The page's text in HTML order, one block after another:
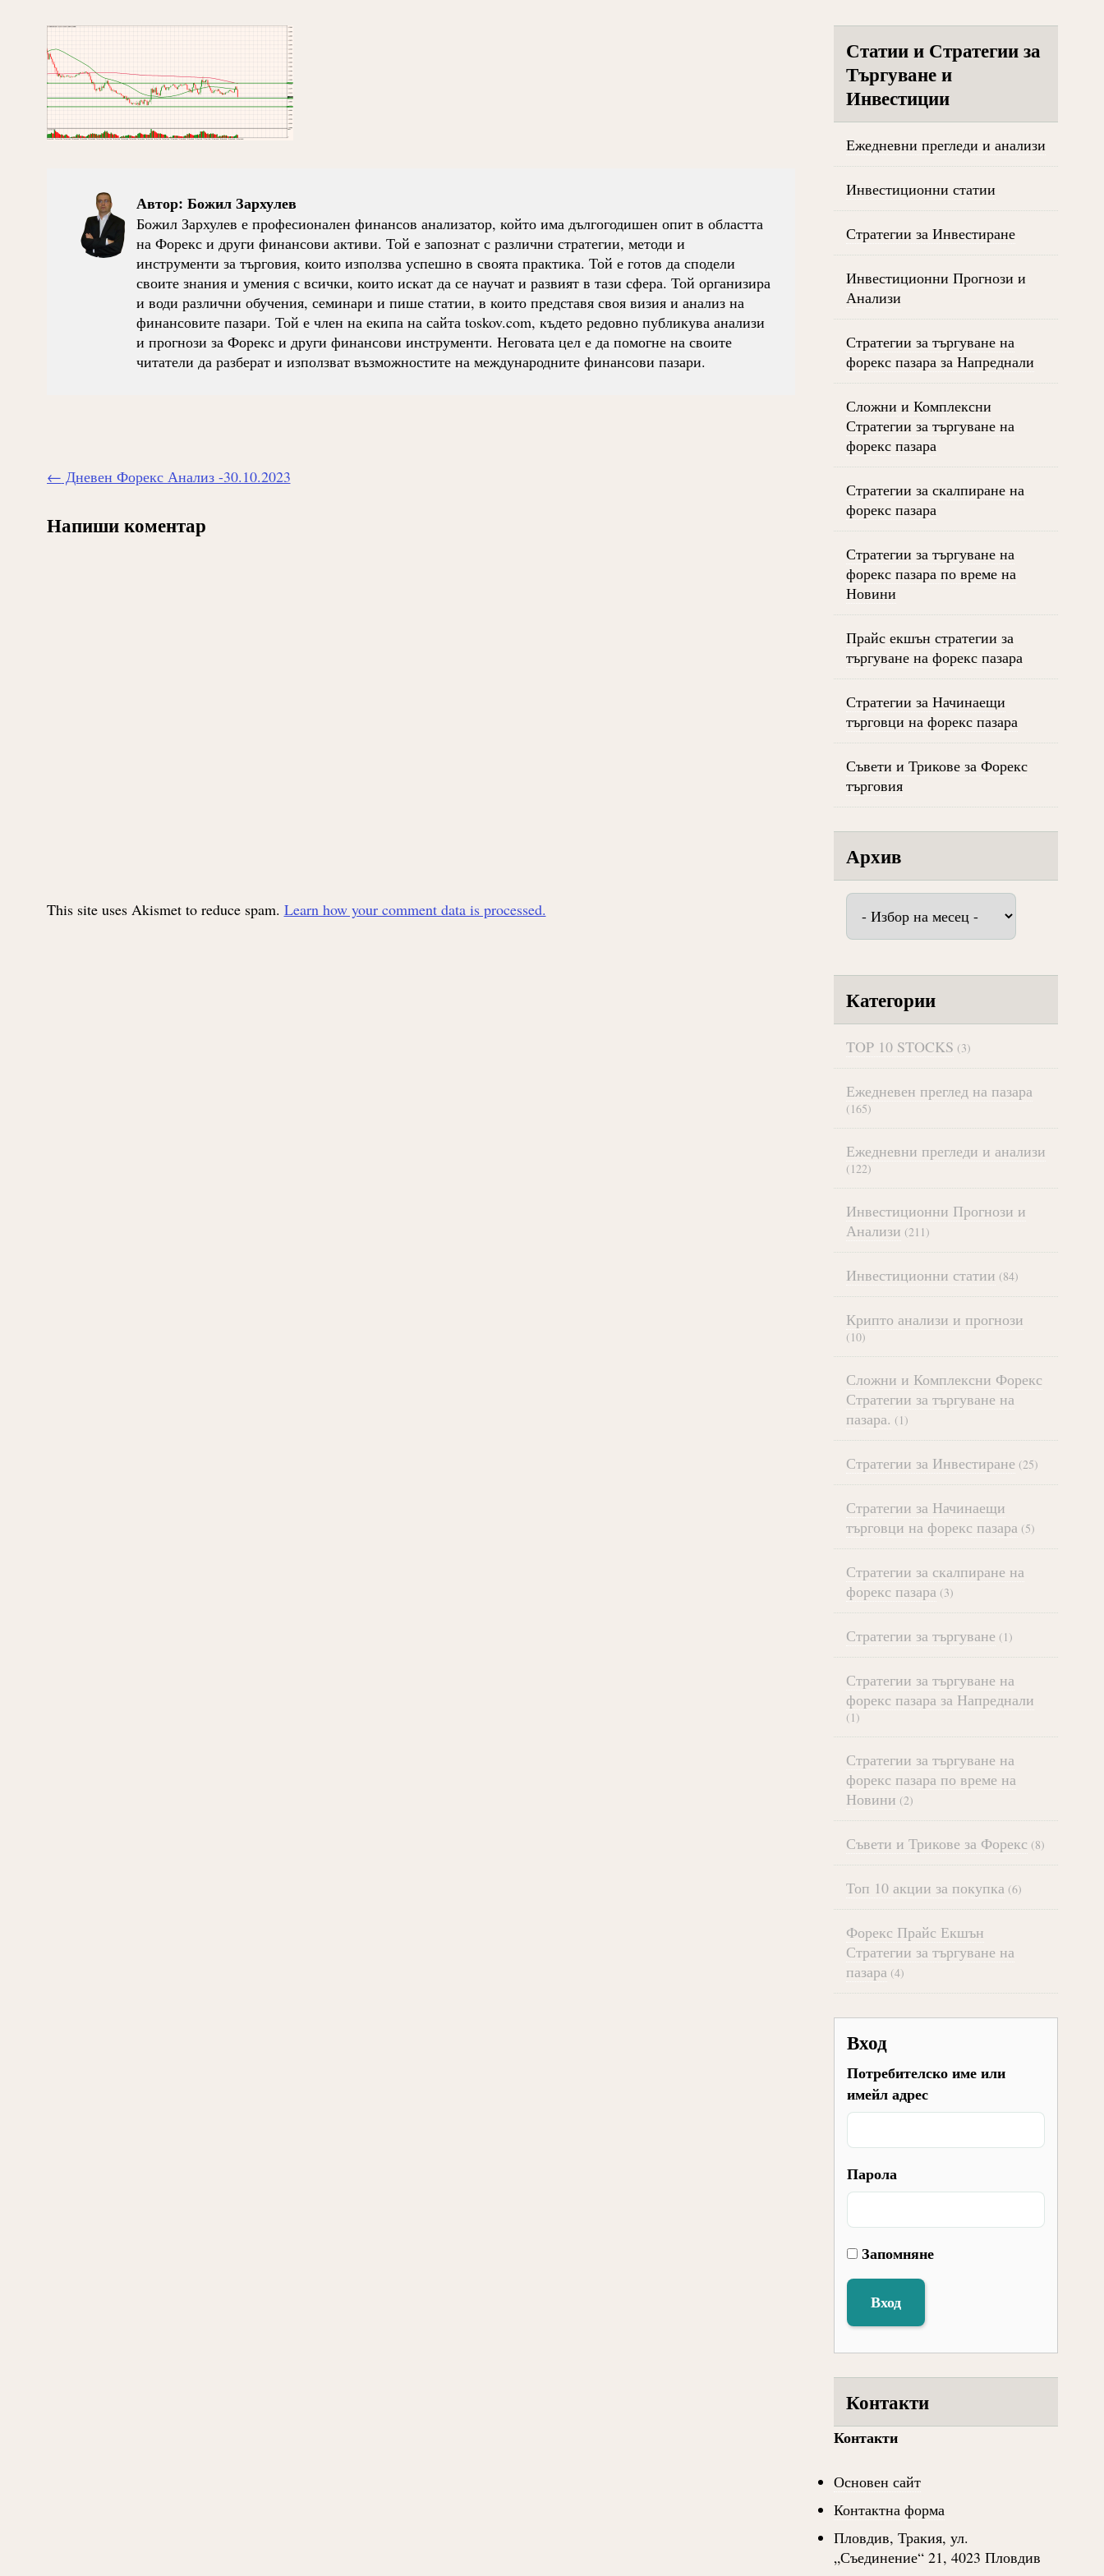
Автор: Божил Зархулев
Божил Зархулев е професионален финансов анализатор, който има дългогодишен опит в областта
на Форекс и други финансови активи. Той е запознат с различни стратегии, методи и
инструменти за търговия, които използва успешно в своята практика. Той е готов да сподели
своите знания и умения с всички, които искат да се научат и развият в тази сфера. Той организира
и води различни обучения, семинари и пише статии, в които представя своя визия и анализ на
финансовите пазари. Той е член на екипа на сайта toskov.com, където редовно публикува анализи
и прогнози за Форекс и други финансови инструменти. Неговата цел е да помогне на своите
читатели да разберат и използват възможностите на международните финансови пазари.
Навигиране
публикацията
← Дневен Форекс Анализ -30.10.2023
Напиши коментар
This site uses Akismet to reduce spam. Learn how your comment data is processed.
Статии и Стратегии за
Търгуване и
Инвестиции
Ежедневни прегледи и анализи
Инвестиционни статии
Стратегии за Инвестиране
Инвестиционни Прогнози и
Анализи
Стратегии за търгуване на
форекс пазара за Напреднали
Сложни и Комплексни
Стратегии за търгуване на
форекс пазара
Стратегии за скалпиране на
форекс пазара
Стратегии за търгуване на
форекс пазара по време на
Новини
Прайс екшън стратегии за
търгуване на форекс пазара
Стратегии за Начинаещи
търговци на форекс пазара
Съвети и Трикове за Форекс
търговия
Архив
Архив
Категории
TOP 10 STOCKS (3)
Ежедневен преглед на пазара
(165)
Ежедневни прегледи и анализи
(122)
Инвестиционни Прогнози и
Анализи (211)
Инвестиционни статии (84)
Крипто анализи и прогнози
(10)
Сложни и Комплексни Форекс
Стратегии за търгуване на
пазара. (1)
Стратегии за Инвестиране (25)
Стратегии за Начинаещи
търговци на форекс пазара (5)
Стратегии за скалпиране на
форекс пазара (3)
Стратегии за търгуване (1)
Стратегии за търгуване на
форекс пазара за Напреднали
(1)
Стратегии за търгуване на
форекс пазара по време на
Новини (2)
Съвети и Трикове за Форекс (8)
Топ 10 акции за покупка (6)
Форекс Прайс Екшън
Стратегии за търгуване на
пазара (4)
Вход
Потребителско име или
имейл адрес
Парола
Запомняне
Вход
Контакти
Контакти
Основен сайт
Контактна форма
Пловдив, Тракия, ул.
„Съединение“ 21, 4023 Пловдив